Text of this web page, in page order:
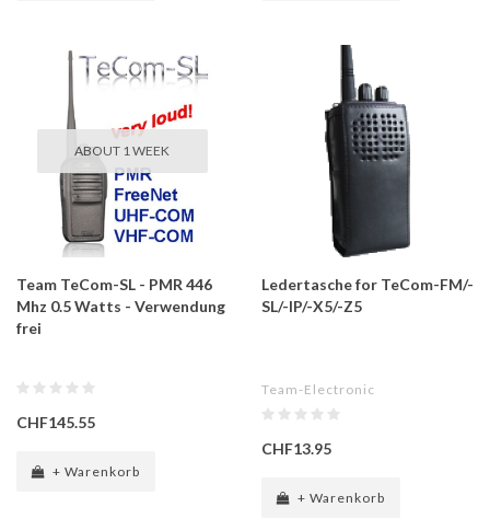
ABOUT 1 WEEK
Team TeCom-SL - PMR 446
Mhz 0.5 Watts - Verwendung
frei
CHF145.55
+ Warenkorb
Ledertasche for TeCom-FM/-
SL/-IP/-X5/-Z5
Team-Electronic
CHF13.95
+ Warenkorb